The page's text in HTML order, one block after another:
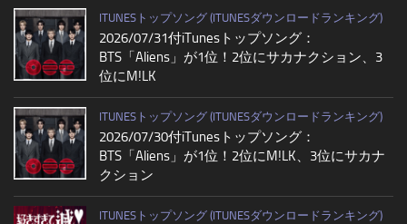
ITUNESトップソング (ITUNESダウンロードランキング)
2026/07/31付iTunesトップソング：
BTS「Aliens」が1位！2位にサカナクション、3
位にM!LK
ITUNESトップソング (ITUNESダウンロードランキング)
2026/07/30付iTunesトップソング：
BTS「Aliens」が1位！2位にM!LK、3位にサカナ
クション
ITUNESトップソング (ITUNESダウンロードランキング)